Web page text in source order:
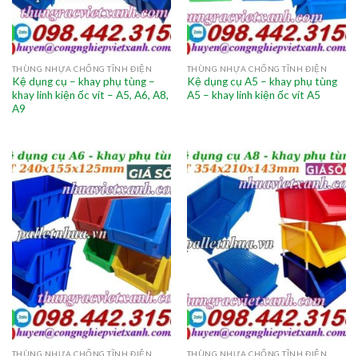
THÙNG NHỰA CHỐNG TĨNH ĐIỆN
Kệ dụng cụ – khay phụ tùng –
khay linh kiện ốc vít – A5, A6, A8,
A9
THÙNG NHỰA CHỐNG TĨNH ĐIỆN
Kệ dụng cụ A5 – khay phụ tùng
A5 – khay linh kiện ốc vít A5
THÙNG NHỰA CHỐNG TĨNH ĐIỆN THÙNG NHỰA CHỐNG TĨNH ĐIỆN